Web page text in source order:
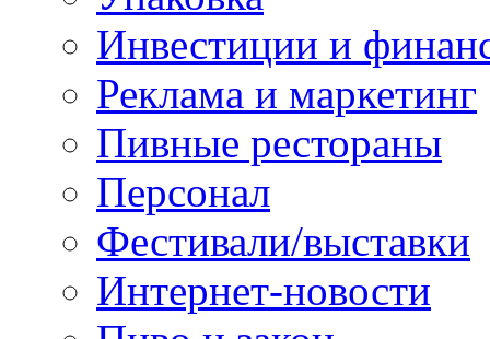
Инвестиции и
Реклама и маркетинг
Пивные рестораны
Персонал
Фестивали/выставки
Интернет-новости